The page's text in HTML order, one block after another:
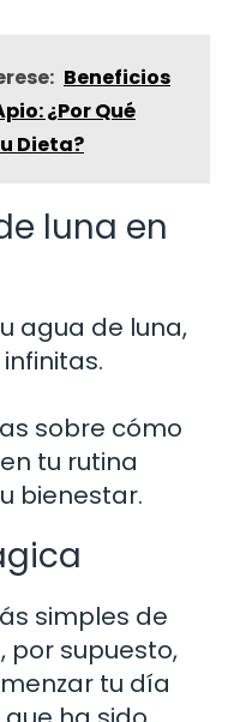
Beneficios
¿Por Qué
Dieta?
luna en
agua de luna,
sobre cómo
tu rutina
bienestar.
simples de
por supuesto,
tu día